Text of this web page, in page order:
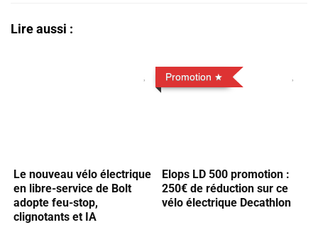
Lire aussi :
Le nouveau vélo électrique
en libre-service de Bolt
adopte feu-stop,
clignotants et IA
Promotion
Elops LD 500 promotion :
250€ de réduction sur ce
vélo électrique Decathlon